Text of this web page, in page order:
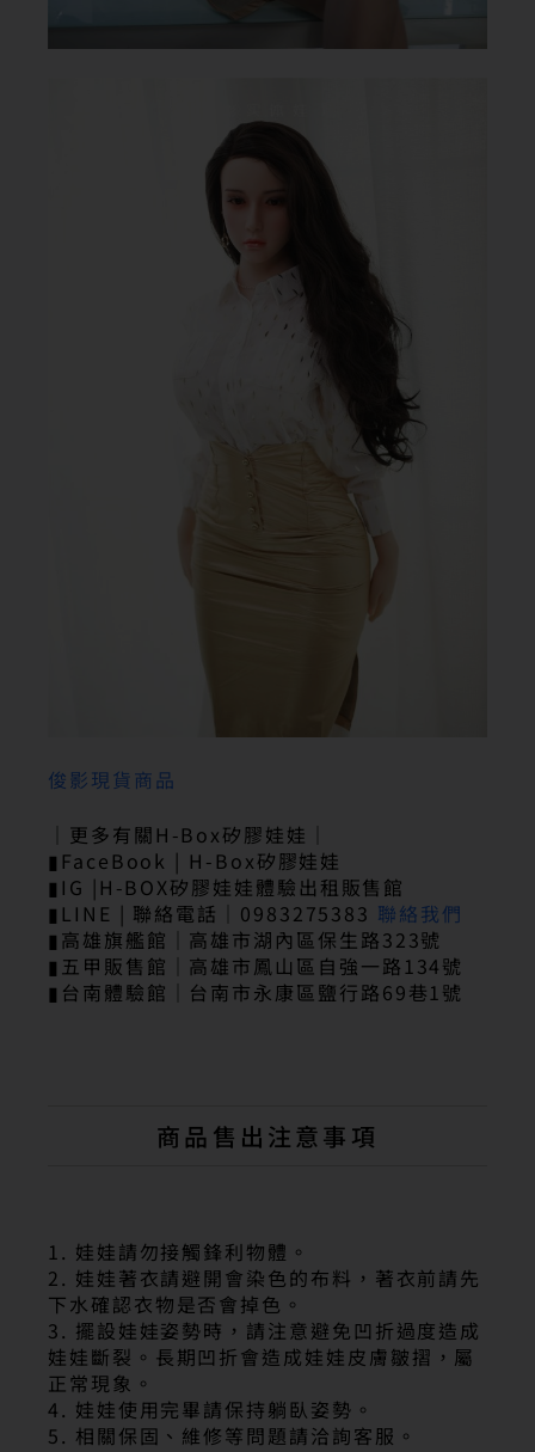
俊影現貨商品
｜更多有關H-Box矽膠娃娃｜
▮FaceBook | H-Box矽膠娃娃
▮IG |H-BOX矽膠娃娃體驗出租販售館
▮LINE | 聯絡電話｜0983275383 聯絡我們
▮高雄旗艦館｜高雄市湖內區保生路323號
▮五甲販售館｜高雄市鳳山區自強一路134號
▮台南體驗館｜台南市永康區鹽行路69巷1號
商品售出注意事項
1. 娃娃請勿接觸鋒利物體。
2. 娃娃著衣請避開會染色的布料，著衣前請先
下水確認衣物是否會掉色。
3. 擺設娃娃姿勢時，請注意避免凹折過度造成
娃娃斷裂。長期凹折會造成娃娃皮膚皺摺，屬
正常現象。
4. 娃娃使用完畢請保持躺臥姿勢。
5. 相關保固、維修等問題請洽詢客服。